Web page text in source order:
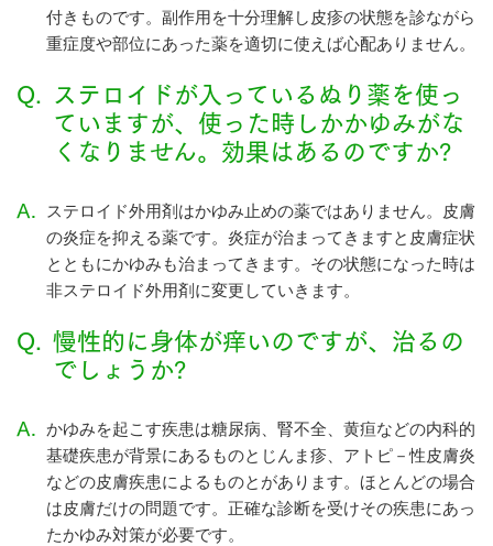
付きものです。副作用を十分理解し皮疹の状態を診ながら
重症度や部位にあった薬を適切に使えば心配ありません。
Q. ステロイドが入っているぬり薬を使っ
ていますが、使った時しかかゆみがな
くなりません。効果はあるのですか?
A. ステロイド外用剤はかゆみ止めの薬ではありません。皮膚
の炎症を抑える薬です。炎症が治まってきますと皮膚症状
とともにかゆみも治まってきます。その状態になった時は
非ステロイド外用剤に変更していきます。
Q. 慢性的に身体が痒いのですが、治るの
でしょうか?
A. かゆみを起こす疾患は糖尿病、腎不全、黄疸などの内科的
基礎疾患が背景にあるものとじんま疹、アトピ－性皮膚炎
などの皮膚疾患によるものとがあります。ほとんどの場合
は皮膚だけの問題です。正確な診断を受けその疾患にあっ
たかゆみ対策が必要です。